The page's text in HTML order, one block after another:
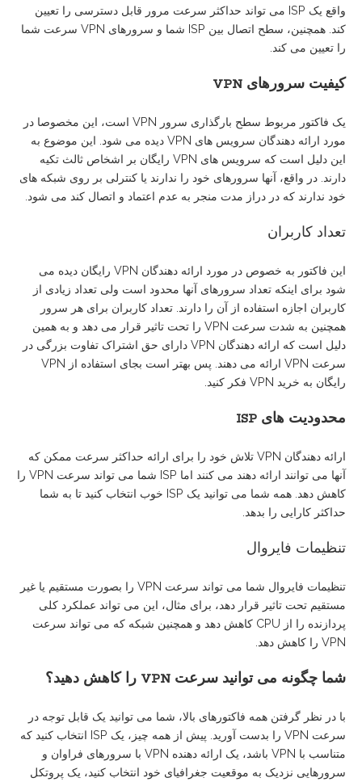
واقع یک ISP می تواند حداکثر سرعت مرور قابل دسترسی را تعیین
کند. همچنین، سطح اتصال بین ISP شما و سرورهای VPN سرعت شما
را تعیین می کند.
کیفیت سرورهای VPN
یک فاکتور مربوط سطح بارگذاری سرور VPN است، این مخصوصا در
مورد ارائه دهندگان سرویس های VPN دیده می شود. این موضوع به
این دلیل است که سرویس های VPN رایگان بر اشخاص ثالث تکیه
دارند. در واقع، آنها سرورهای خود را ندارند یا کنترلی بر روی شبکه های
خود ندارند که در دراز مدت منجر به عدم اعتماد و اتصال کند می شود.
تعداد کاربران
این فاکتور به خصوص در مورد ارائه دهندگان VPN رایگان دیده می
شود برای اینکه تعداد سرورهای آنها محدود است ولی تعداد زیادی از
کاربران اجازه استفاده از آن را دارند. تعداد کاربران برای هر سرور
همچنین به شدت سرعت VPN را تحت تاثیر قرار می دهد و به همین
دلیل است که ارائه دهندگان VPN دارای حق اشتراک تفاوت بزرگی در
سرعت VPN ارائه می دهند. پس بهتر است بجای استفاده از VPN
رایگان به خرید VPN فکر کنید.
محدودیت های ISP
ارائه دهندگان VPN تلاش خود را برای ارائه حداکثر سرعت ممکن که
آنها می توانند ارائه دهند می کنند اما ISP شما می تواند سرعت VPN را
کاهش دهد. همه شما می توانید یک ISP خوب انتخاب کنید تا به شما
حداکثر کارایی را بدهد.
تنظیمات فایروال
تنظیمات فایروال شما می تواند سرعت VPN را بصورت مستقیم یا غیر
مستقیم تحت تاثیر قرار دهد، برای مثال، این می تواند عملکرد کلی
پردازنده را از CPU کاهش دهد و همچنین شبکه که می تواند سرعت
VPN را کاهش دهد.
شما چگونه می توانید سرعت VPN را کاهش دهید؟
با در نظر گرفتن همه فاکتورهای بالا، شما می توانید یک قابل توجه در
سرعت VPN را بدست آورید. پیش از همه چیز، یک ISP انتخاب کنید که
متناسب با VPN باشد، یک ارائه دهنده VPN با سرورهای فراوان و
سرورهایی نزدیک به موقعیت جغرافیای خود انتخاب کنید، یک پروتکل